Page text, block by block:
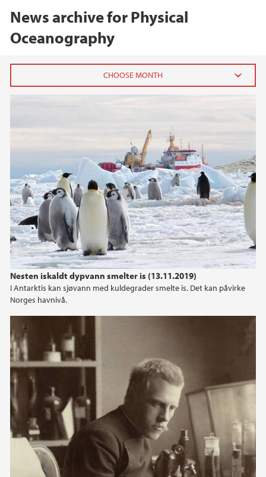
News archive for Physical
Oceanography
Nesten iskaldt dypvann smelter is (13.11.2019)
I Antarktis kan sjøvann med kuldegrader smelte is. Det kan påvirke
Norges havnivå.
May (1)
March (1)
2020
2019
2018
2017
2016
2013
2011
2010